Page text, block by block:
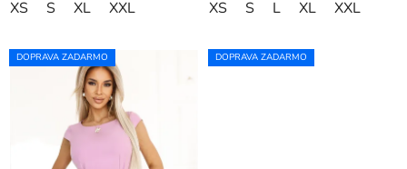
XS S XL XXL XS S L XL XXL
DOPRAVA ZADARMO DOPRAVA ZADARMO